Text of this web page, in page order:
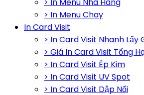
> In Menu Nhà Hàng
> In Menu Chay
In Card Visit
> In Card Visit Nhanh Lấy
> Giá In Card Visit Tổng
> In Card Visit Ép Kim
> In Card Visit UV Spot
> In Card Visit Dập Nổi